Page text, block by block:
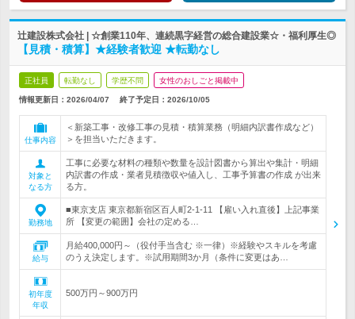
辻建設株式会社 | ☆創業110年、連続黒字経営の総合建設業☆・福利厚生◎
【見積・積算】★経験者歓迎 ★転勤なし
正社員 転勤なし 学歴不問 女性のおしごと掲載中
情報更新日：2026/04/07 終了予定日： 2026/10/05
仕事内容
＜新築工事・改修工事の見積・積算業務（明細内訳書作成など）
＞を担当いただきます。
対象と
なる方
工事に必要な材料の種類や数量を設計図書から算出や集計・明細
内訳書の作成・業者見積徴収や値入し、工事予算書の作成 が出来
る方。
勤務地
■東京支店 東京都新宿区百人町2-1-11 【雇い入れ直後】上記事業
所 【変更の範囲】会社の定める…
給与
月給400,000円～（役付手当含む ※一律）※経験やスキルを考慮
のうえ決定します。※試用期間3か月（条件に変更はあ…
初年度
年収
500万円～900万円